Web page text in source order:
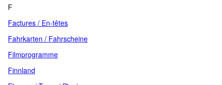
F
Factures / En-têtes
Fahrkarten / Fahrscheine
Filmprogramme
Finnland